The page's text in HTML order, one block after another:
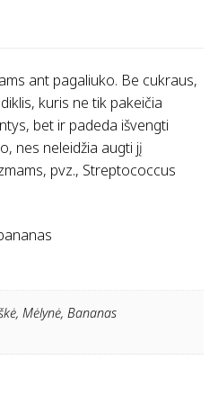
ant pagaliuko. Be cukraus,
kuris ne tik pakeičia
bet ir padeda išvengti
nes neleidžia augti jį
pvz., Streptococcus
Mėlynė, Bananas